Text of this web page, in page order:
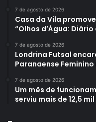
7 de agosto de 2026
Casa da Vila
“Olhos d’Água:
7 de agosto de 2026
Londrina Futsal
Paranaense
7 de agosto de 2026
Um mês de
serviu mais de 12,5